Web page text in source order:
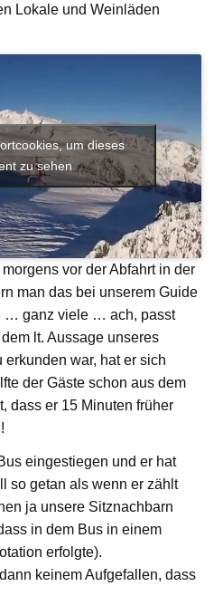
Lokale und Weinläden
um dieses
zu sehen
vor der Abfahrt in der
man das bei unserem Guide
… ganz viele … ach, passt
lt. Aussage unseres
war, hat er sich
der Gäste schon aus dem
dass er 15 Minuten früher
eingestiegen und er hat
so getan als wenn er zählt
ja unsere Sitznachbarn
in dem Bus in einem
erfolgte).
keinem Aufgefallen, dass